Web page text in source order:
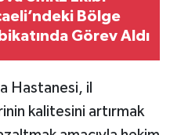
Bölge
Görev Aldı
Hastanesi, il
kalitesini artırmak